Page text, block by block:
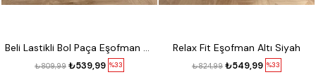
%33
₺539,99
₺809,99
Relax Fit Eşofman Altı Siyah
%33
₺549,99
₺824,99